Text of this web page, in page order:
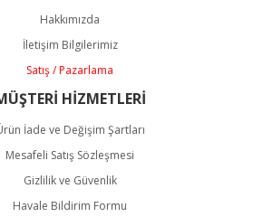
eksik bilgiler bulunuyor.
hatalar bulunuyor.
sitelerden daha pahalı.
farklı alternatifler olmalı.
Gönder
Hakkımızda
İletişim Bilgilerimiz
Satış / Pazarlama
HİZMETLERİ
İade ve Değişim Şartları
Mesafeli Satış Sözleşmesi
Gizlilik ve Güvenlik
Havale Bildirim Formu